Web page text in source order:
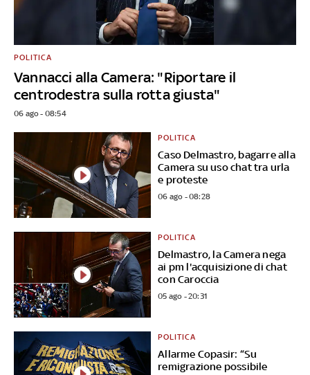
Vannacci alla Camera: "Riportare il
centrodestra sulla rotta giusta"
POLITICA
06 ago - 08:54
Caso Delmastro, bagarre alla
Camera su uso chat tra urla
e proteste
POLITICA
06 ago - 08:28
Delmastro, la Camera nega
ai pm l'acquisizione di chat
con Caroccia
POLITICA
05 ago - 20:31
Allarme Copasir: “Su
remigrazione possibile
POLITICA